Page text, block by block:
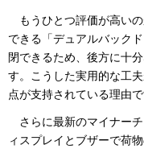
もうひとつ評価が高い
できる「デュアルバック
閉できるため、後方に十
す。こうした実用的な工
点が支持されている理由で
さらに最新のマイナー
ィスプレイとブザーで荷